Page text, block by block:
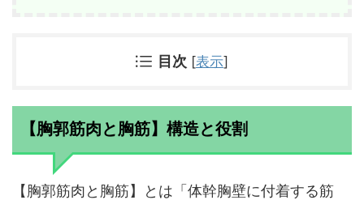
目次 [表示]
【胸郭筋肉と胸筋】構造と役割
【胸郭筋肉と胸筋】とは「体幹胸壁に付着する筋